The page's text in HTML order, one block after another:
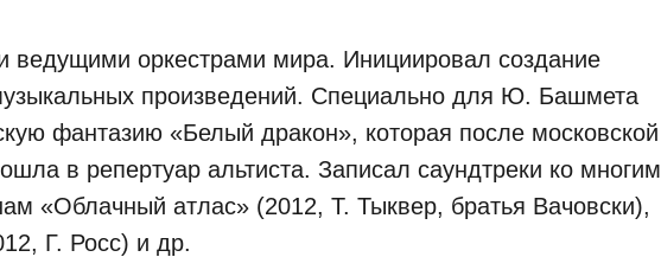
ведущими оркестрами мира. Инициировал создание
произведений. Специально для Ю. Башмета
фантазию «Белый дракон», которая после московской
в репертуар альтиста. Записал саундтреки ко многим
«Облачный атлас» (2012, Т. Тыквер, братья Вачовски),
Г. Росс) и др.